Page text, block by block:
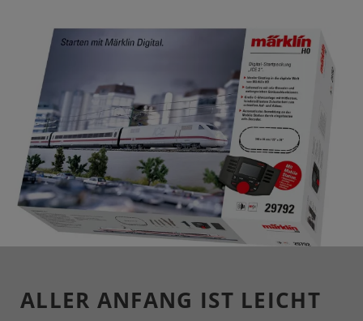
ALLER ANFANG IST LEICHT